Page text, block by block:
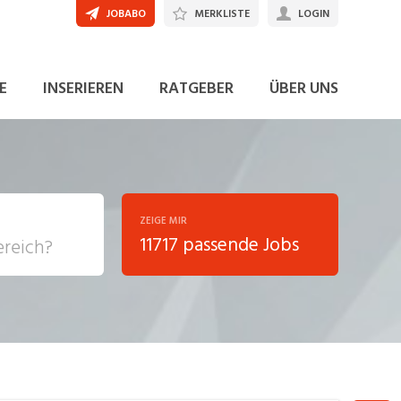
INSERIEREN RATGEBER ÜBER UNS
JOBABO MERKLISTE LOGIN
ZEIGE MIR
11717 passende Jobs
JETZT BEWERBEN